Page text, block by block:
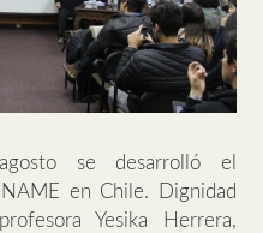
se desarrolló el
en Chile. Dignidad
Yesika Herrera,